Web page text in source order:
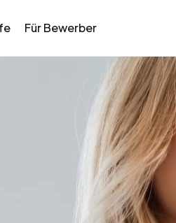
Für Bewerber